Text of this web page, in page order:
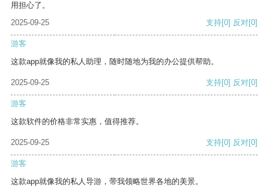
用担心了。
2025-09-25
支持[0] 反对[0]
游客
这款app就像我的私人助理，随时随地为我的办公提供帮助。
2025-09-25 支持[0] 反对[0]
游客
这款软件的价格非常实惠，值得推荐。
2025-09-25 支持[0] 反对[0]
游客
这款app就像我的私人导游，带我领略世界各地的美景。